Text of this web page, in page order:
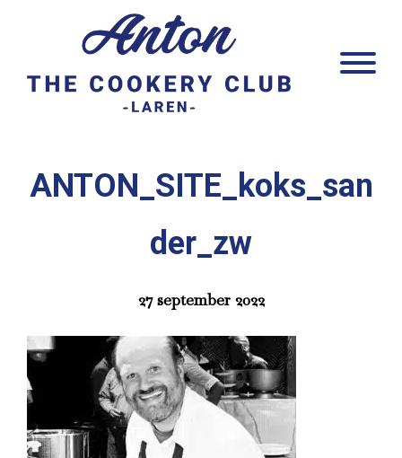
hoofd
Anton Laren
ANTON_SITE_koks_san
der_zw
27 september 2022